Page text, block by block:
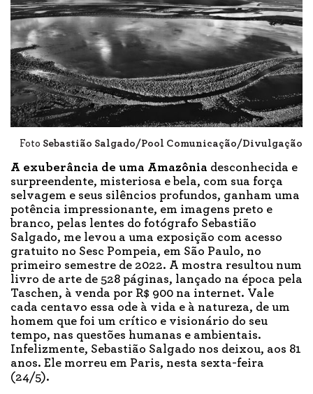
Foto Sebastião Salgado/Pool Comunicação/Divulgação
A exuberância de uma Amazônia desconhecida e
surpreendente, misteriosa e bela, com sua força
selvagem e seus silêncios profundos, ganham uma
potência impressionante, em imagens preto e
branco, pelas lentes do fotógrafo Sebastião
Salgado, me levou a uma exposição com acesso
gratuito no Sesc Pompeia, em São Paulo, no
primeiro semestre de 2022. A mostra resultou num
livro de arte de 528 páginas, lançado na época pela
Taschen, à venda por R$ 900 na internet. Vale
cada centavo essa ode à vida e à natureza, de um
homem que foi um crítico e visionário do seu
tempo, nas questões humanas e ambientais.
Infelizmente, Sebastião Salgado nos deixou, aos 81
anos. Ele morreu em Paris, nesta sexta-feira
(24/5).